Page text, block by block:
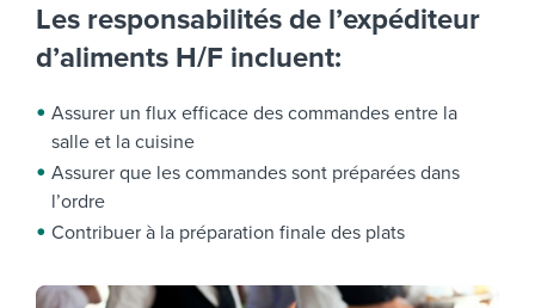
Les responsabilités de l’expéditeur
d’aliments H/F incluent:
Assurer un flux efficace des commandes entre la
salle et la cuisine
Assurer que les commandes sont préparées dans
l’ordre
Contribuer à la préparation finale des plats